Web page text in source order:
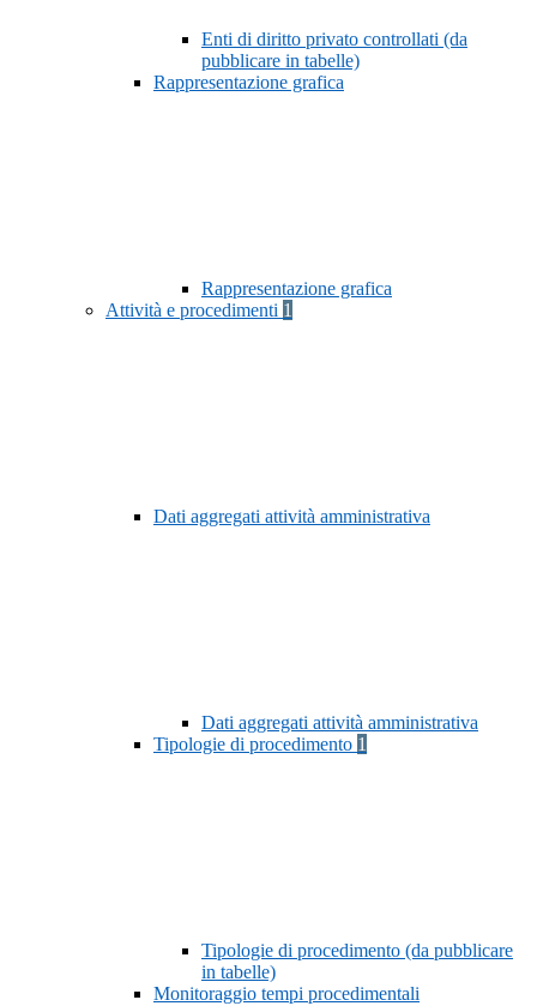
Enti di diritto privato controllati (da
pubblicare in tabelle)
Rappresentazione grafica
Rappresentazione grafica
Attività e procedimenti 1
Dati aggregati attività amministrativa
Dati aggregati attività amministrativa
Tipologie di procedimento 1
Tipologie di procedimento (da pubblicare
in tabelle)
Monitoraggio tempi procedimentali